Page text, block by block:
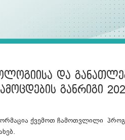
ᲓᲐ
ᲒᲐᲜᲠᲘᲒᲘ
ქვემოთ ჩამოთვლილი